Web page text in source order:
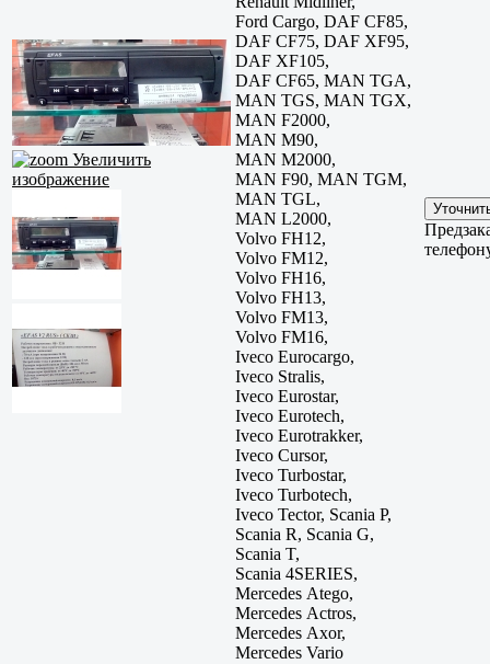
Увеличить
изображение
Ford Cargo, DAF CF85,
DAF CF75, DAF XF95,
DAF XF105,
DAF CF65, MAN TGA,
MAN TGS, MAN TGX,
MAN F2000,
MAN M90,
MAN M2000,
MAN F90, MAN TGM,
MAN TGL,
MAN L2000,
Volvo FH12,
Volvo FM12,
Volvo FH16,
Volvo FH13,
Volvo FM13,
Volvo FM16,
Iveco Eurocargo,
Iveco Stralis,
Iveco Eurostar,
Iveco Eurotech,
Iveco Eurotrakker,
Iveco Cursor,
Iveco Turbostar,
Iveco Turbotech,
Iveco Tector, Scania P,
Scania R, Scania G,
Scania T,
Scania 4SERIES,
Mercedes Atego,
Mercedes Actros,
Mercedes Axor,
Mercedes Vario